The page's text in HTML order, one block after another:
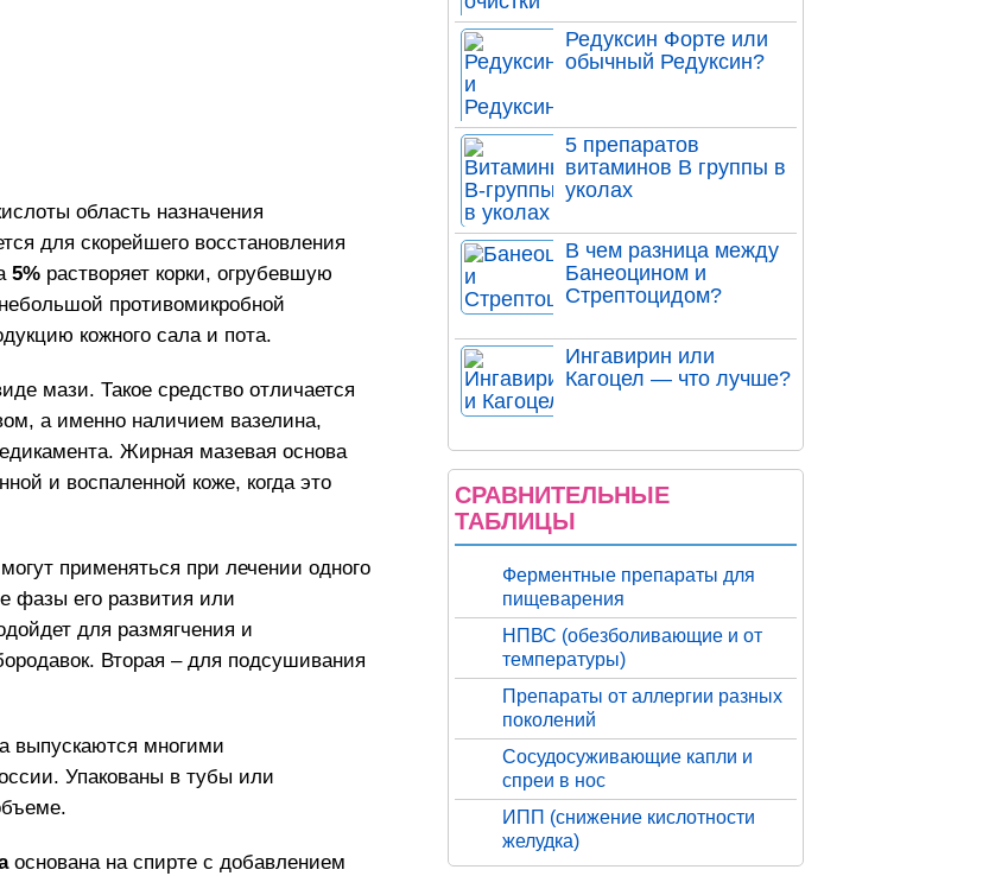
область назначения
для скорейшего восстановления
5% растворяет корки, огрубевшую
противомикробной
кожного сала и пота.
мази. Такое средство отличается
а именно наличием вазелина,
Жирная мазевая основа
и воспаленной коже, когда это
применяться при лечении одного
фазы его развития или
для размягчения и
Вторая – для подсушивания
выпускаются многими
Упакованы в тубы или
основана на спирте с добавлением
Редуксин Форте или
обычный Редуксин?
5 препаратов
витаминов В группы в
уколах
В чем разница между
Банеоцином и
Стрептоцидом?
Ингавирин или
Кагоцел — что лучше?
СРАВНИТЕЛЬНЫЕ
ТАБЛИЦЫ
Ферментные препараты для
пищеварения
НПВС (обезболивающие и от
температуры)
Препараты от аллергии разных
поколений
Сосудосуживающие капли и
спреи в нос
ИПП (снижение кислотности
желудка)